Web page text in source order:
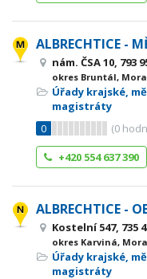
ALBRECHTICE -
nám. ČSA 10,
okres Bruntál,
Úřady krajské,
magistráty
0
(0
+420 554 637 390
ALBRECHTICE -
Kostelní 547, 735
okres Karviná,
Úřady krajské,
magistráty